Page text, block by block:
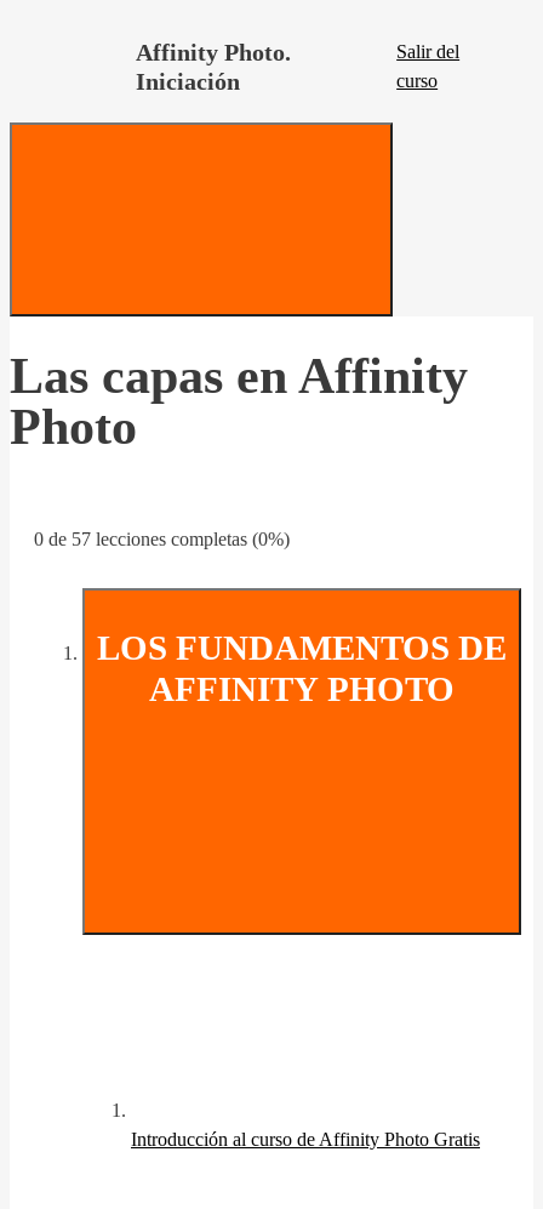
Affinity Photo.
Iniciación
Salir del
curso
Las capas en Affinity
Photo
0 de 57 lecciones completas (0%)
LOS FUNDAMENTOS DE
AFFINITY PHOTO
Introducción al curso de Affinity Photo Gratis